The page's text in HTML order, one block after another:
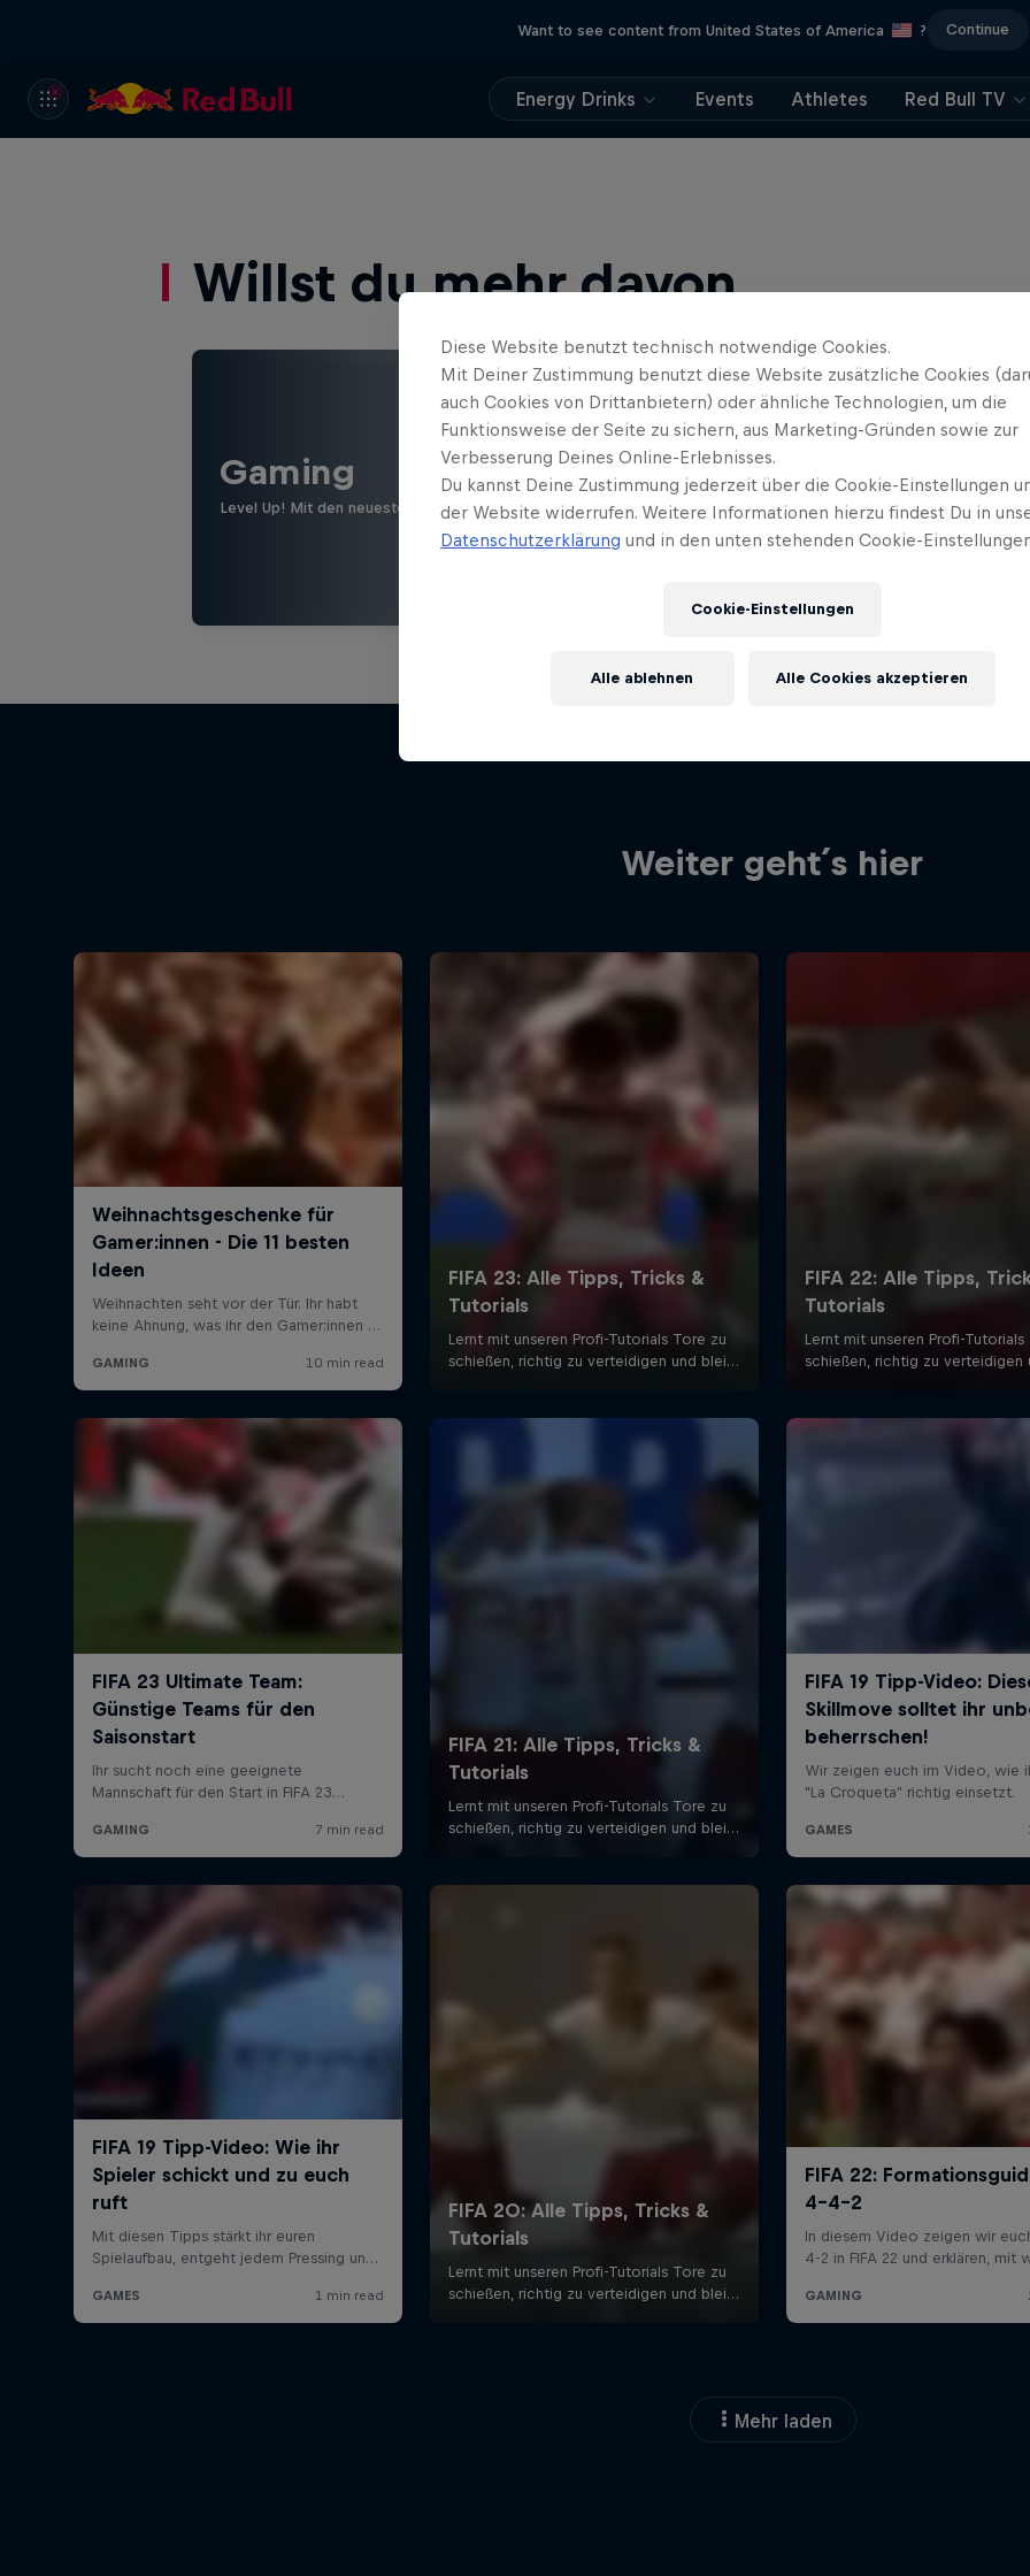
Want to see content from United States of America ? Continue
Energy Drinks Events Athletes Red Bull TV
Willst du mehr davon
Gaming
Level Up! Mit den neuesten Games, Reviews, Filmen und Esport News. Verbessere dein Gaming mit …
Weiter geht´s hier
Mehr laden
Diese Website benutzt technisch notwendige Cookies.
Mit Deiner Zustimmung benutzt diese Website zusätzliche Cookies
auch Cookies von Drittanbietern) oder ähnliche Technologien, um die
Funktionsweise der Seite zu sichern, aus Marketing-Gründen sowie zur
Verbesserung Deines Online-Erlebnisses.
Du kannst Deine Zustimmung jederzeit über die Cookie-Einstellungen
der Website widerrufen. Weitere Informationen hierzu findest Du in
Datenschutzerklärung und in den unten stehenden Cookie-
Cookie-Einstellungen
Alle ablehnen Alle Cookies akzeptieren